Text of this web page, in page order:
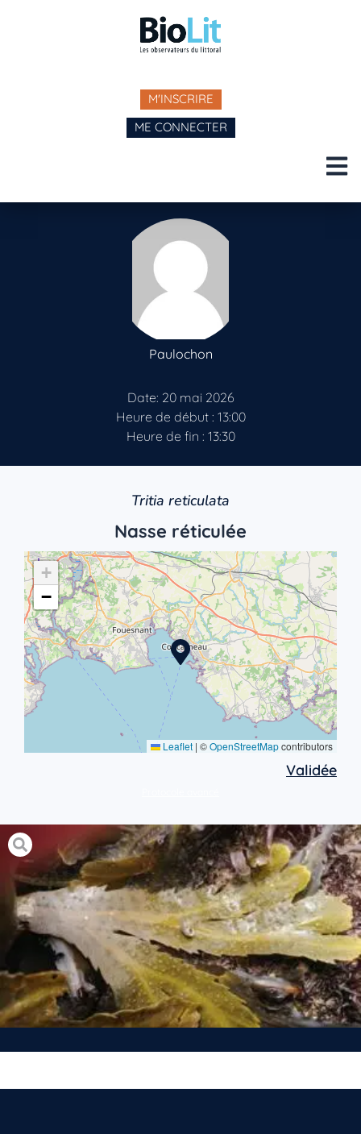
M'INSCRIRE
ME CONNECTER
Paulochon
Date: 20 mai 2026
Heure de début : 13:00
Heure de fin : 13:30
Tritia reticulata
Nasse réticulée
+
−
Leaflet | ©OpenStreetMapcontributors
Validée